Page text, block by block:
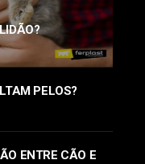
PELOS?
ENTRE CÃO E